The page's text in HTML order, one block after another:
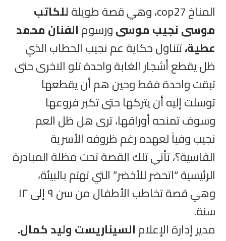
المناخ cop27، وهي قصة طويلة
للكاتب
موسى نجيب موسىورسومالفنان محمد
عطية،تتناول حكاية عم نجيب الحطاب الذي
ظل يقطع أشجار الغابة واحدة تلو الاخرى حتى
تبقت واحدة فقط وحين هم أن يقطعها
توسلت إليه أن يتركها حتى تكبر فروعها
وسوف تمنحه أوراقها، ترى هل ظل العم
نجيب وفياً لعهده رغم ظروفه الأسرية
القاسية؟، تأتي تلك القصة تحت مظلة المبادرة
الرئيسية “اتحضر للأخضر” التي تهتم بالبيئة،
وهي قصة تخاطب الأطفال من سن ٩ إلى ١٢
سنة.
مدير إدارة الإعلامالسيناريست وليد كمال.